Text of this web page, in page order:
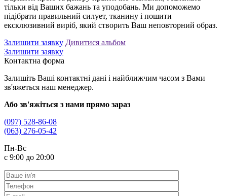
тільки від Ваших бажань та уподобань. Ми допоможемо
підібрати правильний силует, тканину і пошити
ексклюзивний виріб, який створить Ваш неповторний образ.
Залишити заявку Дивитися альбом
Залишити заявку
Контактна форма
Залишіть Ваші контактні дані і найближчим часом з Вами
зв'яжеться наш менеджер.
Або зв'яжіться з нами прямо зараз
(097) 528-86-08
(063) 276-05-42
Пн-Вс
с 9:00 до 20:00